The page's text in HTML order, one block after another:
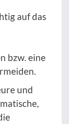
auf das
bzw. eine
und